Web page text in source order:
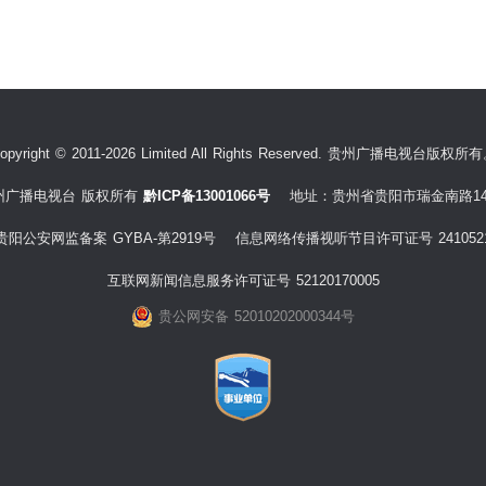
© 2011-2026 Limited All Rights Reserved. 贵州广播电视台版权所有
广播电视台 版权所有 黔ICP备13001066号地址：贵州省贵阳市瑞金南路
阳公安网监备案 GYBA-第2919号 信息网络传播视听节目许可证号
互联网新闻信息服务许可证号 52120170005
贵公网安备 52010202000344号